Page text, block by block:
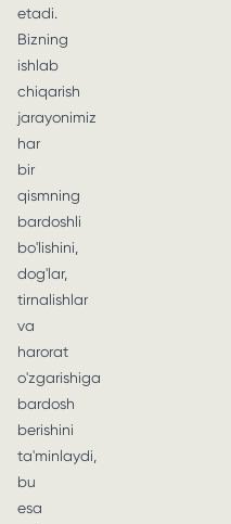
etadi.
Bizning
ishlab
chiqarish
jarayonimiz
har
bir
qismning
bardoshli
bo'lishini,
dog'lar,
tirnalishlar
va
harorat
o'zgarishiga
bardosh
berishini
ta'minlaydi,
bu
esa